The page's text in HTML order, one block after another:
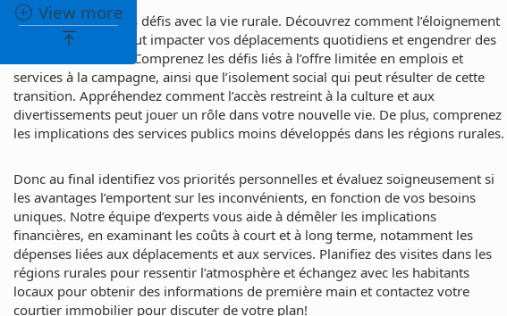
Par contre, il y a des défis avec la vie rurale. Découvrez comment l’éloignement
des commodités peut impacter vos déplacements quotidiens et engendrer des
coûts additionnels. Comprenez les défis liés à l’offre limitée en emplois et
services à la campagne, ainsi que l’isolement social qui peut résulter de cette
transition. Appréhendez comment l’accès restreint à la culture et aux
divertissements peut jouer un rôle dans votre nouvelle vie. De plus, comprenez
les implications des services publics moins développés dans les régions rurales.
Donc au final identifiez vos priorités personnelles et évaluez soigneusement si
les avantages l’emportent sur les inconvénients, en fonction de vos besoins
uniques. Notre équipe d’experts vous aide à démêler les implications
financières, en examinant les coûts à court et à long terme, notamment les
dépenses liées aux déplacements et aux services. Planifiez des visites dans les
régions rurales pour ressentir l’atmosphère et échangez avec les habitants
locaux pour obtenir des informations de première main et contactez votre
courtier immobilier pour discuter de votre plan!
View more